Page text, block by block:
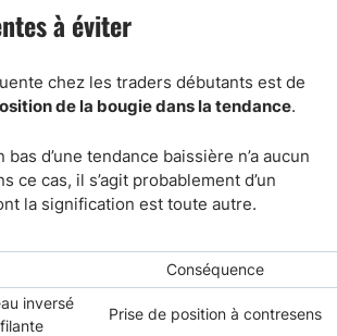
à éviter
chez les traders débutants est de
de la bougie dans la tendance.
d’une tendance baissière n’a aucun
ce cas, il s’agit probablement d’un
la signification est toute autre.
Conséquence
inversé
Prise de position à contresens